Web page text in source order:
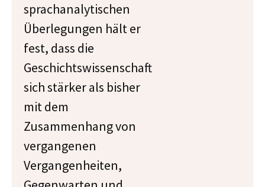
sprachanalytischen
Überlegungen hält er
fest, dass die
Geschichtswissenschaft
sich stärker als bisher
mit dem
Zusammenhang von
vergangenen
Vergangenheiten,